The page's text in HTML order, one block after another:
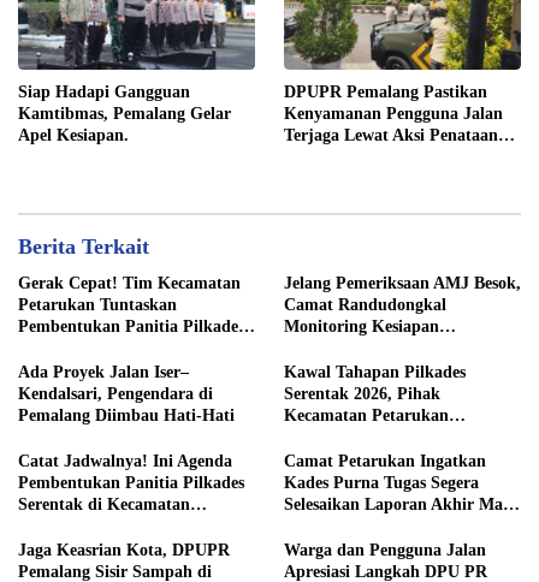
Siap Hadapi Gangguan
Kamtibmas, Pemalang Gelar
Apel Kesiapan.
DPUPR Pemalang Pastikan
Kenyamanan Pengguna Jalan
Terjaga Lewat Aksi Penataan
Berita Terkait
Gerak Cepat! Tim Kecamatan
Petarukan Tuntaskan
Pembentukan Panitia Pilkades
Jelang Pemeriksaan AMJ Besok,
Camat Randudongkal
Monitoring Kesiapan
Ada Proyek Jalan Iser–
Kendalsari, Pengendara di
Pemalang Diimbau Hati-Hati
Kawal Tahapan Pilkades
Serentak 2026, Pihak
Kecamatan Petarukan
Desa Klareyan
Catat Jadwalnya! Ini Agenda
Pembentukan Panitia Pilkades
Serentak di Kecamatan
Camat Petarukan Ingatkan
Kades Purna Tugas Segera
Selesaikan Laporan Akhir Masa
Jaga Keasrian Kota, DPUPR
Pemalang Sisir Sampah di
Warga dan Pengguna Jalan
Apresiasi Langkah DPU PR